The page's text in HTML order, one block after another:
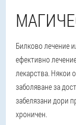
Билково лечение
ефективно
лекарства. Някои
заболяване за
забелязани дори
хроничен.